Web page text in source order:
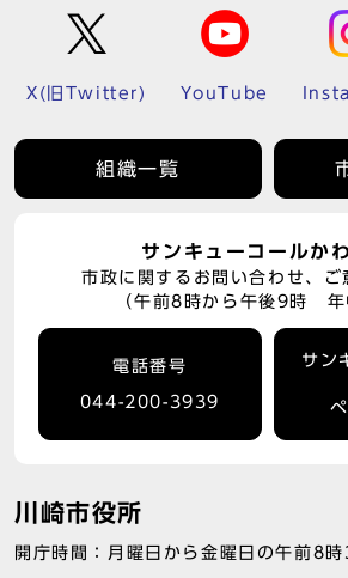
X(旧Twitter) YouTube
組織一覧
サンキューコールか
市政に関するお問い合わせ、ご
（午前8時から午後9時 年
電話番号
044-200-3939
サン
川崎市役所
開庁時間：月曜日から金曜日の午前8